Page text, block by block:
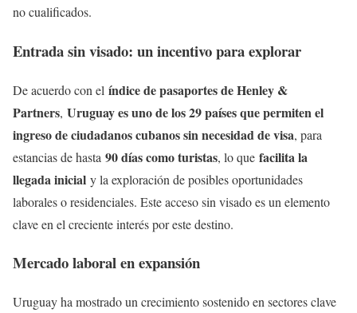
no cualificados.
Entrada sin visado: un incentivo para explorar
De acuerdo con el índice de pasaportes de Henley &
Partners, Uruguay es uno de los 29 países que permiten el
ingreso de ciudadanos cubanos sin necesidad de visa, para
estancias de hasta 90 días como turistas, lo que facilita la
llegada inicial y la exploración de posibles oportunidades
laborales o residenciales. Este acceso sin visado es un elemento
clave en el creciente interés por este destino.
Mercado laboral en expansión
Uruguay ha mostrado un crecimiento sostenido en sectores clave